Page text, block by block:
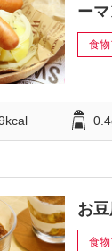
ー
食
お
食